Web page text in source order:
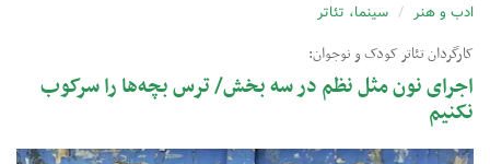
ادب و هنر سینما، تئاتر
کارگردان تئاتر کودک و نوجوان:
اجرای نون مثل نظم در سه بخش/ ترس بچه‌ها را سرکوب
نکنیم